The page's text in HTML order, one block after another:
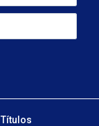
Títulos